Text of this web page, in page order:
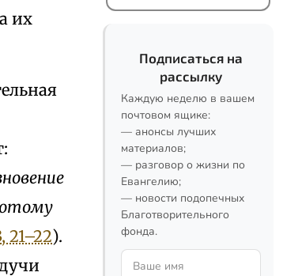
их
21–22).
Подписаться на
рассылку
Каждую неделю в вашем
почтовом ящике:
— анонсы лучших
материалов;
— разговор о жизни по
Евангелию;
— новости подопечных
Благотворительного
фонда.